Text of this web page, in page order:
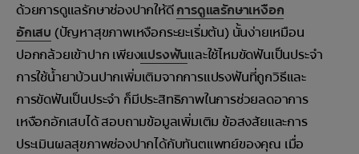
ด้วยการดูแลรักษาช่องปากให้ดีการดูแลรักษาเหงือก
อักเสบ (ปัญหาสุขภาพเหงือกระยะเริ่มต้น) นั้นง่ายเหมือน
ปอกกล้วยเข้าปาก เพียงแปรงฟันและใช้ไหมขัดฟันเป็นประจำ
การใช้น้ำยาบ้วนปากเพิ่มเติมจากการแปรงฟันที่ถูกวิธีและ
การขัดฟันเป็นประจำ ก็มีประสิทธิภาพในการช่วยลดอาการ
เหงือกอักเสบได้ สอบถามข้อมูลเพิ่มเติม ข้อสงสัยและการ
ประเมินผลสุขภาพช่องปากได้กับทันตแพทย์ของคุณ เมื่อ